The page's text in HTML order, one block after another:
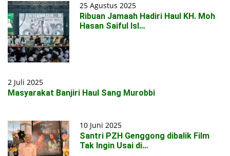
25 Agustus 2025
Ribuan Jamaah Hadiri Haul KH. Moh
Hasan Saiful Isl…
2 Juli 2025
Masyarakat Banjiri Haul Sang Murobbi
10 Juni 2025
Santri PZH Genggong dibalik Film
Tak Ingin Usai di…